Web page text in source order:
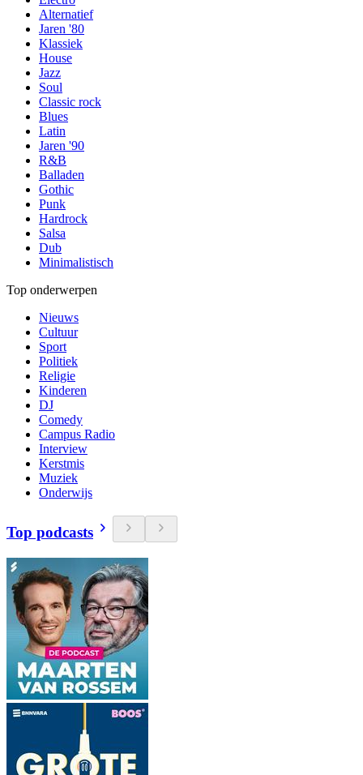
Alternatief
Jaren '80
Klassiek
House
Jazz
Soul
Classic rock
Blues
Latin
Jaren '90
R&B
Balladen
Gothic
Punk
Hardrock
Salsa
Dub
Minimalistisch
Top onderwerpen
Nieuws
Cultuur
Sport
Politiek
Religie
Kinderen
DJ
Comedy
Campus Radio
Interview
Kerstmis
Muziek
Onderwijs
Top podcasts